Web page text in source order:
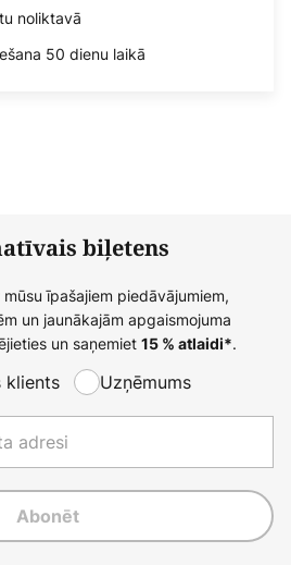
noliktavā
50 dienu laikā
biļetens
īpašajiem piedāvājumiem,
un jaunākajām apgaismojuma
un saņemiet 15 % atlaidi*.
klients Uzņēmums
Abonēt